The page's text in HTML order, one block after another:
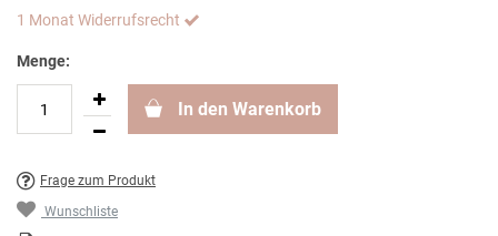
1 Monat Widerrufsrecht
Menge:
In den Warenkorb
Frage zum Produkt
Wunschliste